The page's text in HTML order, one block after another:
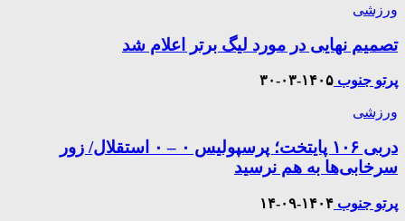
ورزشی
تصمیم نهایی در مورد لیگ برتر اعلام شد
پرتو جنوب ۱۴۰۵-۰۳-۳۰
ورزشی
دربی ۱۰۶ پایتخت؛ پرسپولیس ۰ – ۰ استقلال/ زور
سرخابی‌ها به هم نرسید
پرتو جنوب ۱۴۰۴-۰۹-۱۴